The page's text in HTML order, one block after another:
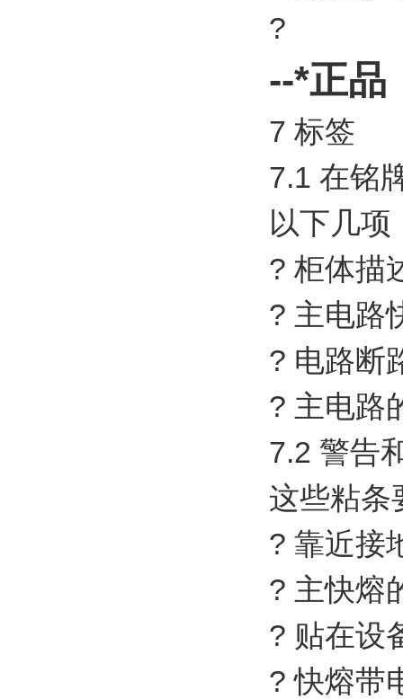
?
--*正品
7 标签
7.1 在铭
以下几项
? 柜体描
? 主电路
? 电路断
? 主电路
7.2 警告
这些粘条
? 靠近接
? 主快熔
? 贴在设
? 快熔带